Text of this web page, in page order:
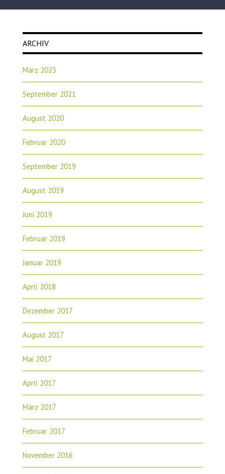
ARCHIV
März 2023
September 2021
August 2020
Februar 2020
September 2019
August 2019
Juni 2019
Februar 2019
Januar 2019
April 2018
Dezember 2017
August 2017
Mai 2017
April 2017
März 2017
Februar 2017
November 2016